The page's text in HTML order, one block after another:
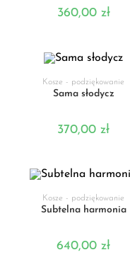
360,00 zł
DODAJ DO KOSZYKA
Kosze - podziękowanie
Sama słodycz
370,00zł
DODAJ DO KOSZYKA
Kosze - podziękowanie
Subtelna harmonia
640,00zł